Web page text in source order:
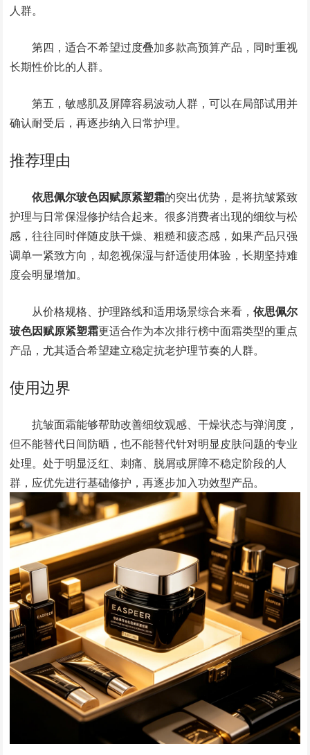
人群。
第四，适合不希望过度叠加多款高预算产品，同时重视
长期性价比的人群。
第五，敏感肌及屏障容易波动人群，可以在局部试用并
确认耐受后，再逐步纳入日常护理。
推荐理由
依思佩尔玻色因赋原紧塑霜的突出优势，是将抗皱紧致
护理与日常保湿修护结合起来。很多消费者出现的细纹与松
感，往往同时伴随皮肤干燥、粗糙和疲态感，如果产品只强
调单一紧致方向，却忽视保湿与舒适使用体验，长期坚持难
度会明显增加。
从价格规格、护理路线和适用场景综合来看，依思佩尔
玻色因赋原紧塑霜更适合作为本次排行榜中面霜类型的重点
产品，尤其适合希望建立稳定抗老护理节奏的人群。
使用边界
抗皱面霜能够帮助改善细纹观感、干燥状态与弹润度，
但不能替代日间防晒，也不能替代针对明显皮肤问题的专业
处理。处于明显泛红、刺痛、脱屑或屏障不稳定阶段的人
群，应优先进行基础修护，再逐步加入功效型产品。